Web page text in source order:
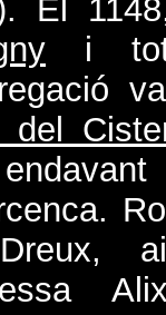
El
i
del